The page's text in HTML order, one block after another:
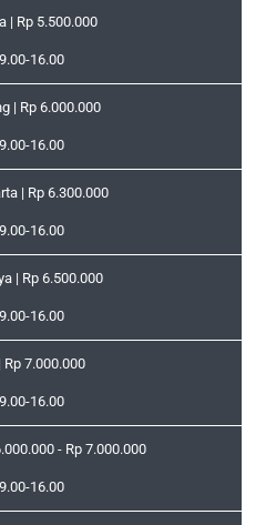
| Rp 5.500.000
16.00
| Rp 6.000.000
16.00
| Rp 6.300.000
16.00
| Rp 6.500.000
16.00
Rp 7.000.000
16.00
- Rp 7.000.000
16.00